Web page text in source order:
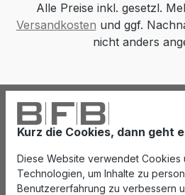
Kurz die Cookies, dann geht
Diese Website verwendet Cookies
Technologien, um Inhalte zu
Benutzererfahrung zu verbessern
Alle Preise inkl. gesetzl.
Versandkosten und ggf.
nicht anders